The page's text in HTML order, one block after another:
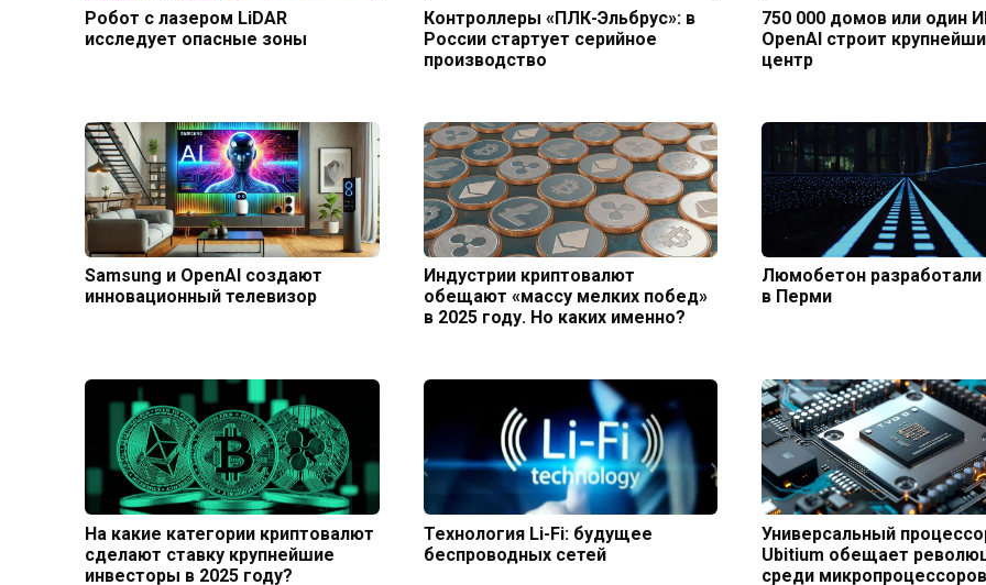
Робот с лазером LiDAR
исследует опасные зоны
Контроллеры «ПЛК-Эльбрус»: в
России стартует серийное
производство
750 000 домов или один
OpenAI строит
центр
Samsung и OpenAI создают
инновационный телевизор
Индустрии криптовалют
обещают «массу мелких побед»
в 2025 году. Но каких именно?
Люмобетон разработали
в Перми
На какие категории криптовалют
сделают ставку крупнейшие
инвесторы в 2025 году?
Технология Li-Fi: будущее
беспроводных сетей
Универсальный
Ubitium обещает
среди микропроцессоров